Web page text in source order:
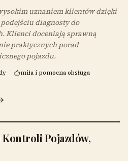
uznaniem klientów dzięki
diagnosty do
Klienci doceniają sprawną
praktycznych porad
pojazdu.
miła i pomocna obsługa
Kontroli Pojazdów,